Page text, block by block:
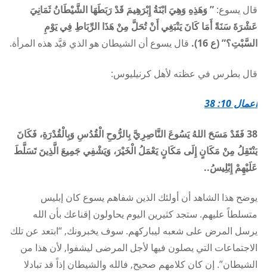
قال يسوع: ” وَهَذِهِ وَهِيَ ابْنَةُ إِبْرَهِيمَ قَدْ رَبَطَهَا الشَّيْطَانُ ثَمَانِيَ
عَشْرَةَ سَنَةً أَمَا كَانَ يَنْبَغِي أَنْ تُحَلَّ مِنْ هَذَا الرِّبَاطِ فِي يَوْمِ
السَّبْتِ؟” (ع 16).
قال يسوع أن الشيطان هو الذي قيَّد هذه المرأة.
قال بطرس في عظته لأهل كرنيليوس:
أعمال 10: 38
38 فَقَدْ مَسَحَ اللهُ يَسُوعَ النَّاصِرِيَّ بِالرُّوحِ الْقُدُسِ وَبِالْقُدْرَةِ، فَكَانَ
يَنْتَقِلُ مِنْ مَكَانٍ إِلَى مَكَانٍ يَعْمَلُ الْخَيْرَ، وَيَشْفِي جَمِيعَ الَّذِينَ تَسَلَّطَ
عَلَيْهِمْ إِبْلِيسُ..
يوضح هذا الشاهد أن أولئك الذين شفاهم يسوع كان إبليس
متسلطاً عليهم. ستجد كثيرين اليوم يحاولون إقناعك بأن الله
يرسل المرض على شعبه ليباركهم. سوف يخبرونك, “ابتعد عن تلك
الاجتماعات التي يصلون فيها لأجل المرضى ليشفوا, لأن هذا من
الشيطان”. إن كان كلامهم صحيح, فالله والشيطان إذاً قد تبادلا